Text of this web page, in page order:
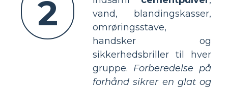
2
vand, blandingskasser,
omrøringsstave,
handsker og
sikkerhedsbriller til hver
gruppe. Forberedelse på
forhånd sikrer en glat og